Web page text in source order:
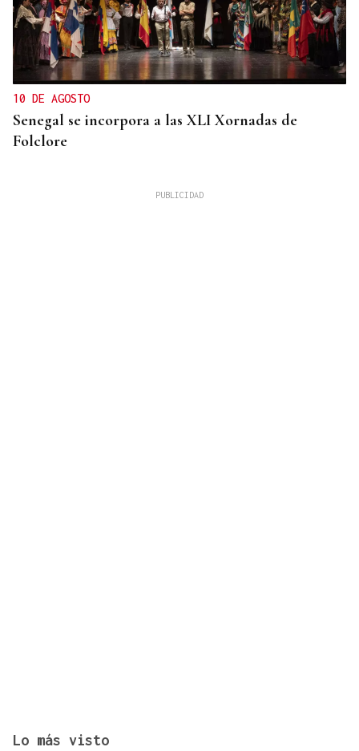
10 DE AGOSTO
Senegal se incorpora a las XLI Xornadas de
Folclore
Lo más visto